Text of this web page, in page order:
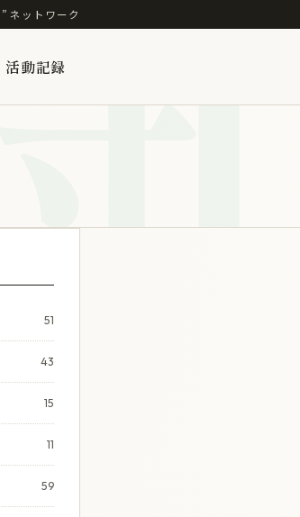
ネットワーク
活動記録
51
43
15
11
59